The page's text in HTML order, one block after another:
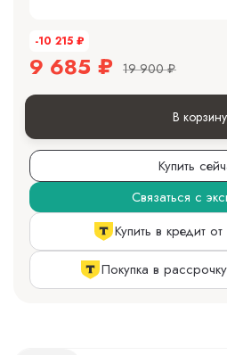
-10 215 ₽
9 685 ₽ 19 900 ₽
В корзину
Купить
Связаться с
Купить в кредит
Покупка в